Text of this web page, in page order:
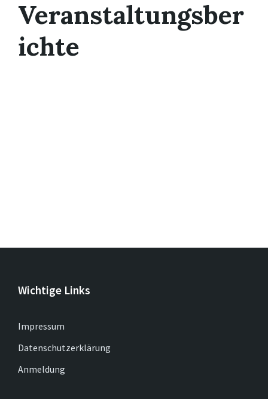
Veranstaltungsber
ichte
Wichtige Links
Impressum
Datenschutzerklärung
Anmeldung